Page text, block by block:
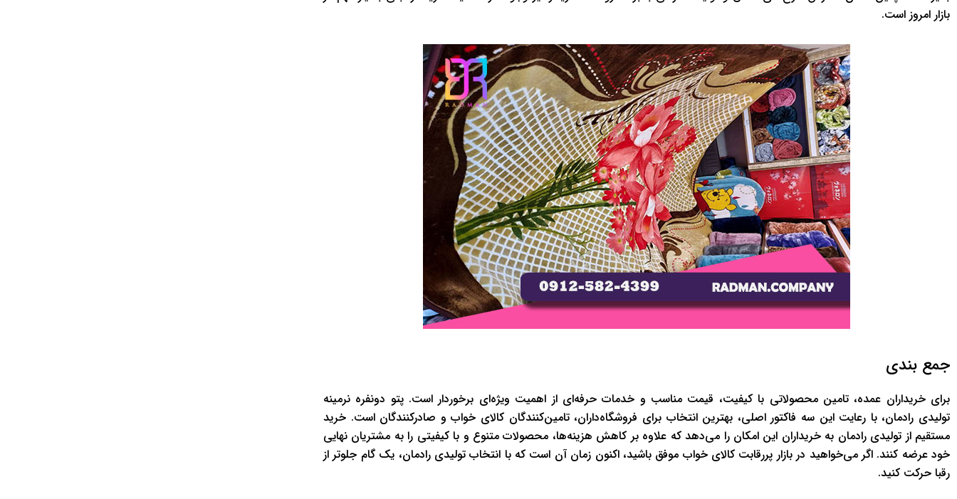
بازار امروز است.
جمع بندی
برای خریداران عمده، تامین محصولاتی با کیفیت، قیمت مناسب و خدمات حرفه‌ای از اهمیت ویژه‌ای برخوردار است. پتو دونفره نرمینه
تولیدی رادمان، با رعایت این سه فاکتور اصلی، بهترین انتخاب برای فروشگاه‌داران، تامین‌کنندگان کالای خواب و صادرکنندگان است. خرید
مستقیم از تولیدی رادمان به خریداران این امکان را می‌دهد که علاوه بر کاهش هزینه‌ها، محصولات متنوع و با کیفیتی را به مشتریان نهایی
خود عرضه کنند. اگر می‌خواهید در بازار پررقابت کالای خواب موفق باشید، اکنون زمان آن است که با انتخاب تولیدی رادمان، یک گام جلوتر از
رقبا حرکت کنید.